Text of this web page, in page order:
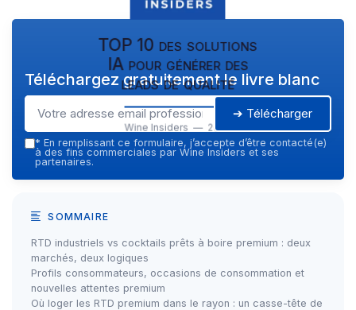
TOP 10 des solutions
IA pour générer des
leads de qualité
Wine Insiders — 2026
Téléchargez gratuitement le livre blanc
➔ Télécharger
* En remplissant ce formulaire, j’accepte d’être contacté(e)
à des fins commerciales par Wine Insiders et ses
partenaires.
SOMMAIRE
RTD industriels vs cocktails prêts à boire premium : deux
marchés, deux logiques
Profils consommateurs, occasions de consommation et
nouvelles attentes premium
Où loger les RTD premium dans le rayon : un casse-tête de